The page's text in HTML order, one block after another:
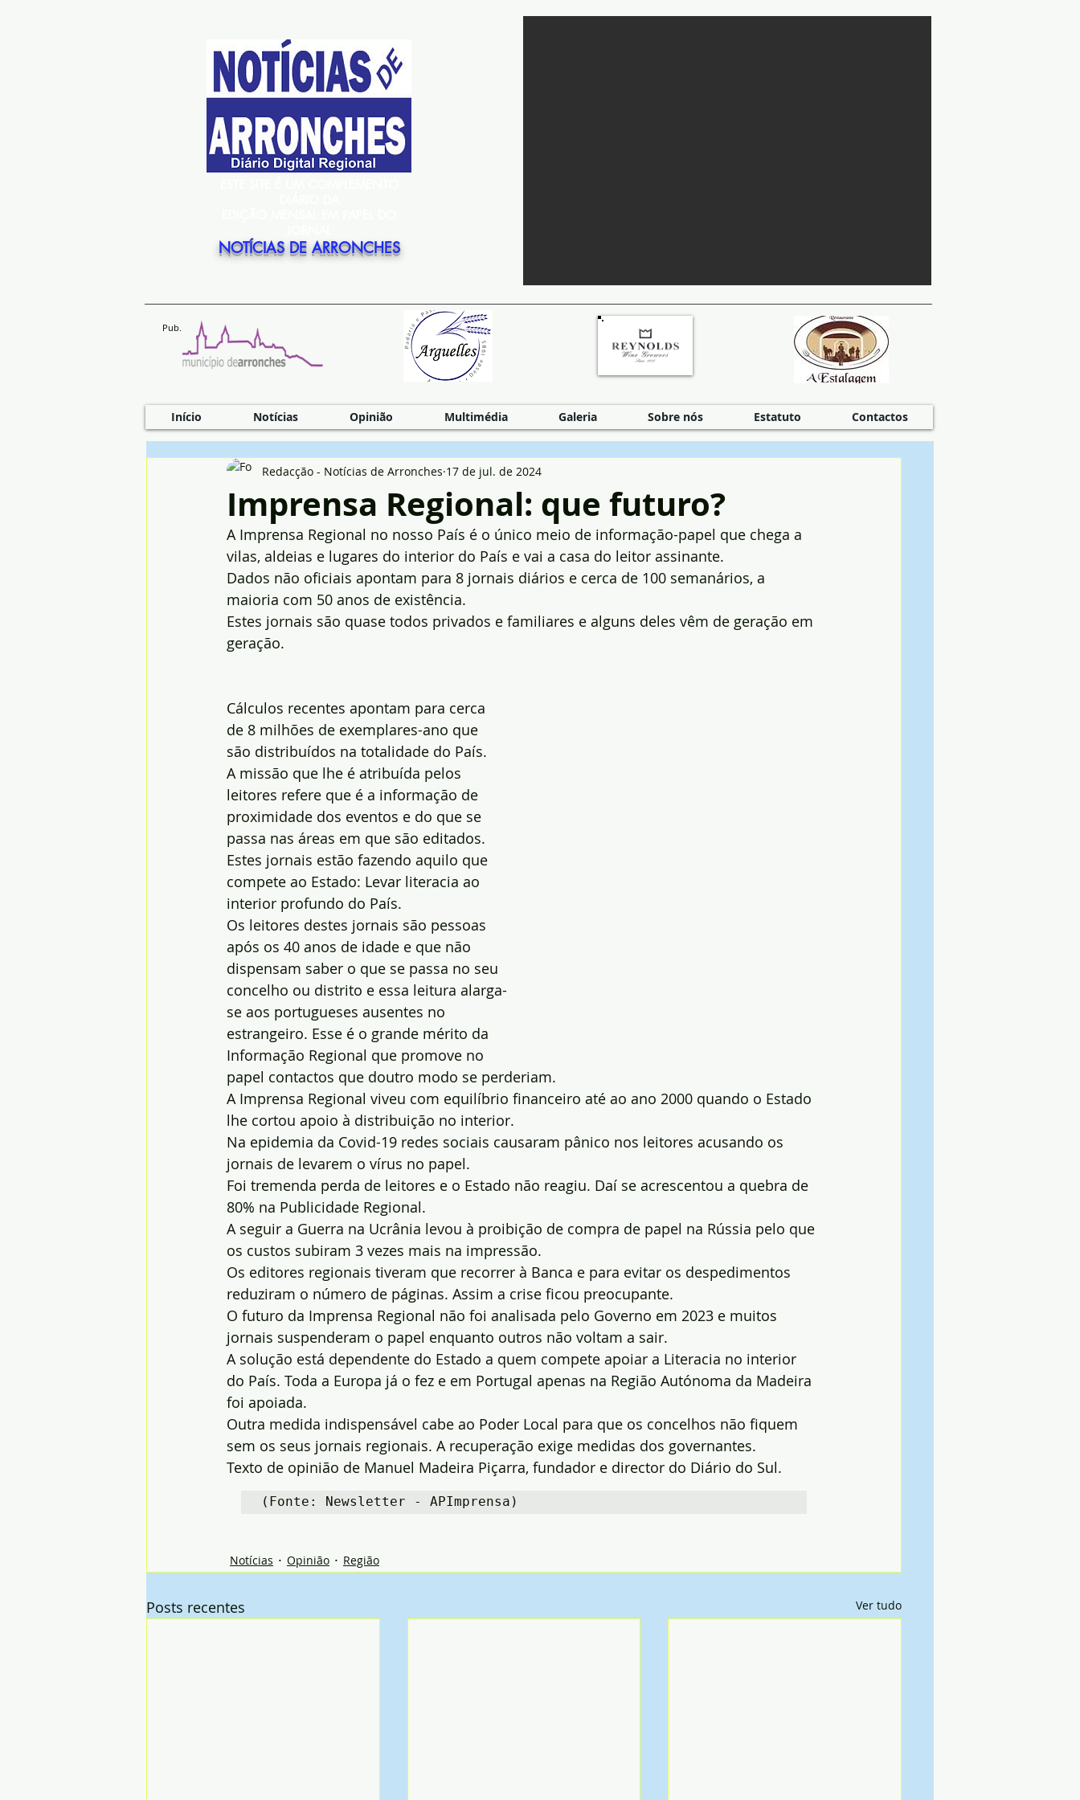
NOTÍCIAS DE ARRONCHES
Pub.
Início Notícias Opinião Multimédia Galeria Sobre nós Estatuto Contactos
Imprensa Regional: que futuro?
Redacção - Notícias de Arronches 17 de jul. de 2024
A Imprensa Regional no nosso País é o único meio de informação-papel que chega a
vilas, aldeias e lugares do interior do País e vai a casa do leitor assinante.
Dados não oficiais apontam para 8 jornais diários e cerca de 100 semanários, a
maioria com 50 anos de existência.
Estes jornais são quase todos privados e familiares e alguns deles vêm de geração em
geração.
Cálculos recentes apontam para cerca
de 8 milhões de exemplares-ano que
são distribuídos na totalidade do País.
A missão que lhe é atribuída pelos
leitores refere que é a informação de
proximidade dos eventos e do que se
passa nas áreas em que são editados.
Estes jornais estão fazendo aquilo que
compete ao Estado: Levar literacia ao
interior profundo do País.
Os leitores destes jornais são pessoas
após os 40 anos de idade e que não
dispensam saber o que se passa no seu
concelho ou distrito e essa leitura alarga-
se aos portugueses ausentes no
estrangeiro. Esse é o grande mérito da
Informação Regional que promove no
papel contactos que doutro modo se perderiam.
A Imprensa Regional viveu com equilíbrio financeiro até ao ano 2000 quando o Estado
lhe cortou apoio à distribuição no interior.
Na epidemia da Covid-19 redes sociais causaram pânico nos leitores acusando os
jornais de levarem o vírus no papel.
Foi tremenda perda de leitores e o Estado não reagiu. Daí se acrescentou a quebra de
80% na Publicidade Regional.
A seguir a Guerra na Ucrânia levou à proibição de compra de papel na Rússia pelo que
os custos subiram 3 vezes mais na impressão.
Os editores regionais tiveram que recorrer à Banca e para evitar os despedimentos
reduziram o número de páginas. Assim a crise ficou preocupante.
O futuro da Imprensa Regional não foi analisada pelo Governo em 2023 e muitos
jornais suspenderam o papel enquanto outros não voltam a sair.
A solução está dependente do Estado a quem compete apoiar a Literacia no interior
do País. Toda a Europa já o fez e em Portugal apenas na Região Autónoma da Madeira
foi apoiada.
Outra medida indispensável cabe ao Poder Local para que os concelhos não fiquem
sem os seus jornais regionais. A recuperação exige medidas dos governantes.
Texto de opinião de Manuel Madeira Piçarra, fundador e director do Diário do Sul.
(Fonte: Newsletter - APImprensa)
Notícias Opinião Região
Posts recentes Ver tudo